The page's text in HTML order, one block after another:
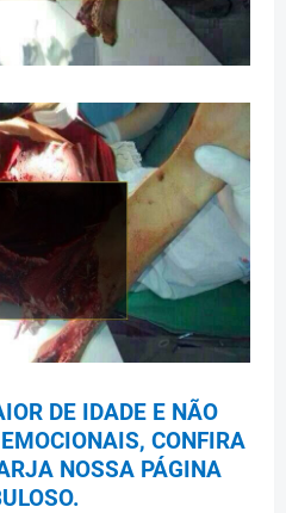
DE IDADE E NÃO
CONFIRA
NOSSA PÁGINA